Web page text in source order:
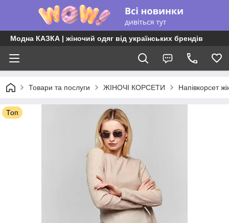
Модна КАЗКА | жіночий одяг від українських брендів
Товари та послуги ЖІНОЧІ КОРСЕТИ Напівкорсет
Топ